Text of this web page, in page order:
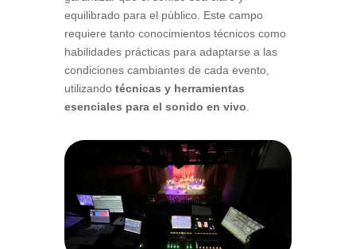
equilibrado para el público. Este campo
requiere tanto conocimientos técnicos como
habilidades prácticas para adaptarse a las
condiciones cambiantes de cada evento,
utilizando técnicas y herramientas
esenciales para el sonido en vivo